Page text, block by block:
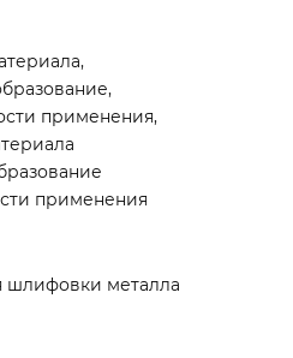
применения,
применения
металла